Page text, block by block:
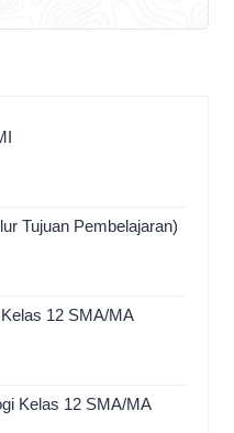
Tujuan Pembelajaran)
12 SMA/MA
Kelas 12 SMA/MA